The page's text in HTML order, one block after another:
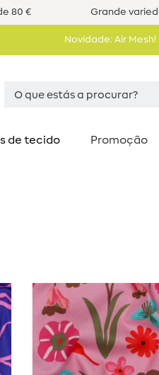
80 € Grande
Novidade: Air
de tecido Promoção